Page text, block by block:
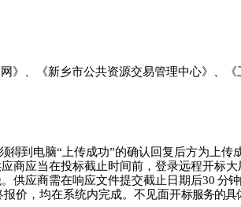
、《新乡市公共资源交易管理中心》、《
得到电脑“上传成功”的确认 回复后方为上传
商应当在投标截止时间前，登录远程开标大
供应商需在响应文件提交截止日期后30 分
价，均在系统内完成。 不 见面开标服务的具